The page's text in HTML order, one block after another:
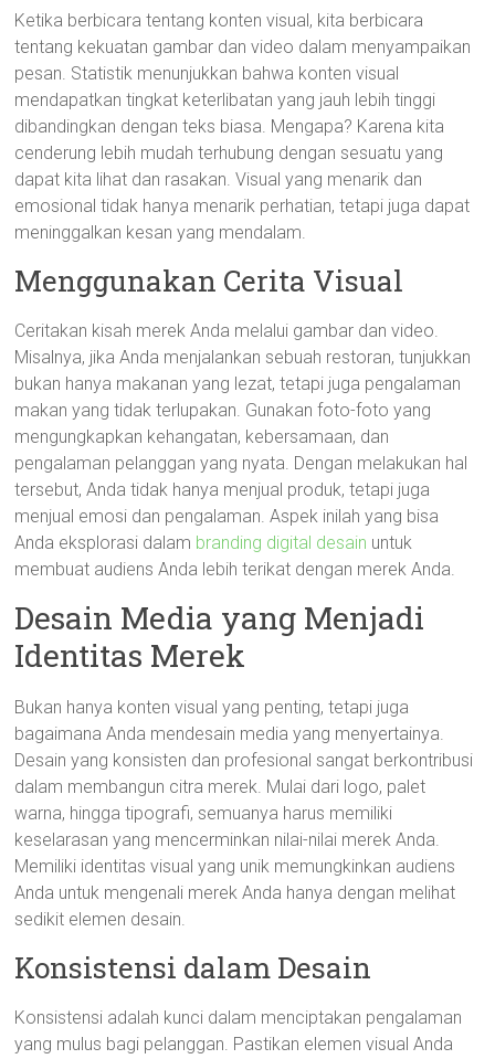
Ketika berbicara tentang konten visual, kita berbicara
tentang kekuatan gambar dan video dalam menyampaikan
pesan. Statistik menunjukkan bahwa konten visual
mendapatkan tingkat keterlibatan yang jauh lebih tinggi
dibandingkan dengan teks biasa. Mengapa? Karena kita
cenderung lebih mudah terhubung dengan sesuatu yang
dapat kita lihat dan rasakan. Visual yang menarik dan
emosional tidak hanya menarik perhatian, tetapi juga dapat
meninggalkan kesan yang mendalam.
Menggunakan Cerita Visual
Ceritakan kisah merek Anda melalui gambar dan video.
Misalnya, jika Anda menjalankan sebuah restoran, tunjukkan
bukan hanya makanan yang lezat, tetapi juga pengalaman
makan yang tidak terlupakan. Gunakan foto-foto yang
mengungkapkan kehangatan, kebersamaan, dan
pengalaman pelanggan yang nyata. Dengan melakukan hal
tersebut, Anda tidak hanya menjual produk, tetapi juga
menjual emosi dan pengalaman. Aspek inilah yang bisa
Anda eksplorasi dalam branding digital desain untuk
membuat audiens Anda lebih terikat dengan merek Anda.
Desain Media yang Menjadi
Identitas Merek
Bukan hanya konten visual yang penting, tetapi juga
bagaimana Anda mendesain media yang menyertainya.
Desain yang konsisten dan profesional sangat berkontribusi
dalam membangun citra merek. Mulai dari logo, palet
warna, hingga tipografi, semuanya harus memiliki
keselarasan yang mencerminkan nilai-nilai merek Anda.
Memiliki identitas visual yang unik memungkinkan audiens
Anda untuk mengenali merek Anda hanya dengan melihat
sedikit elemen desain.
Konsistensi dalam Desain
Konsistensi adalah kunci dalam menciptakan pengalaman
yang mulus bagi pelanggan. Pastikan elemen visual Anda